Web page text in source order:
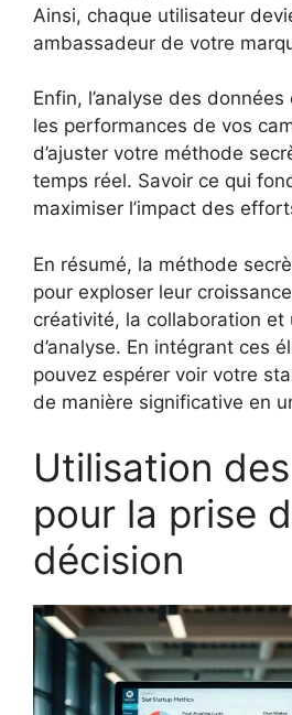
Ainsi, chaque utilisateur
ambassadeur de votre
Enfin, l’analyse des
les performances de vos
d’ajuster votre méthode
temps réel. Savoir ce qui
maximiser l’impact des
En résumé, la méthode
pour exploser leur
créativité, la collaboration et
d’analyse. En intégrant ces
pouvez espérer voir votre
de manière significative en
Utilisation
pour la prise
décision